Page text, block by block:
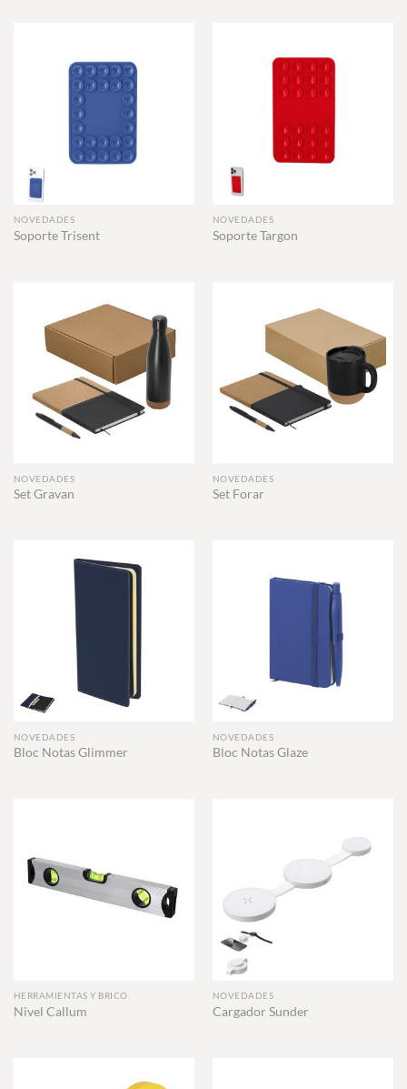
NOVEDADES
Soporte Trisent
NOVEDADES
Soporte Targon
NOVEDADES
Set Gravan
NOVEDADES
Set Forar
NOVEDADES
Bloc Notas Glimmer
NOVEDADES
Bloc Notas Glaze
HERRAMIENTAS Y BRICO
Nivel Callum
NOVEDADES
Cargador Sunder